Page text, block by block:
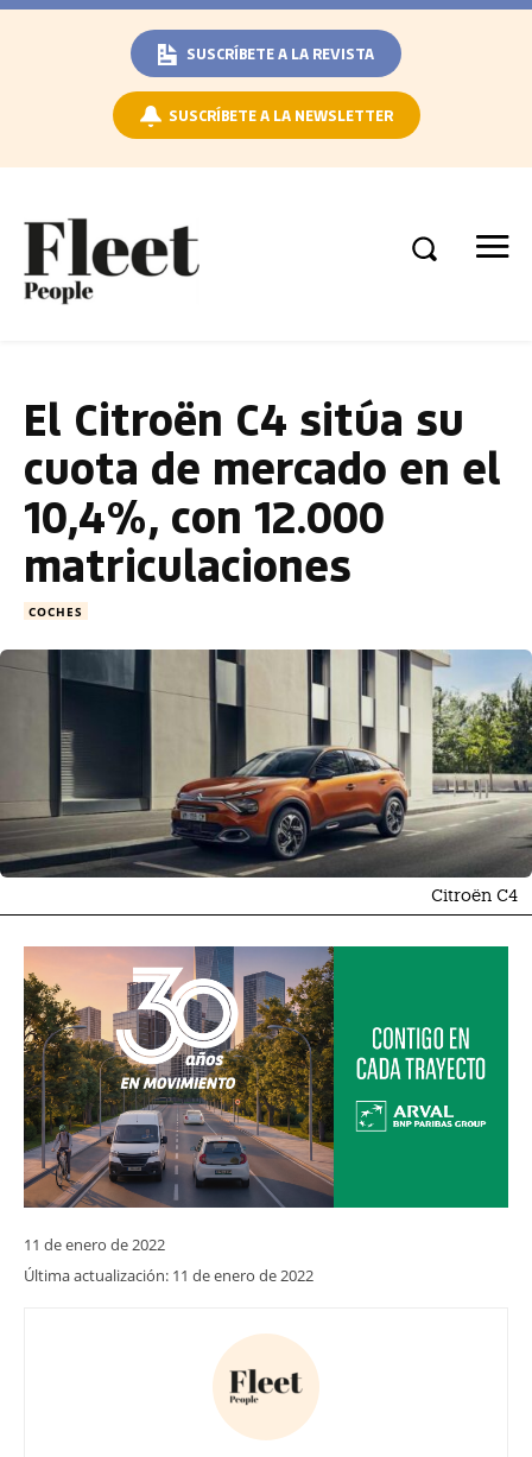
SUSCRÍBETE A LA REVISTA
SUSCRÍBETE A LA NEWSLETTER
El Citroën C4 sitúa su
cuota de mercado en el
10,4%, con 12.000
matriculaciones
COCHES
Citroën C4
11 de enero de 2022
Última actualización: 11 de enero de 2022